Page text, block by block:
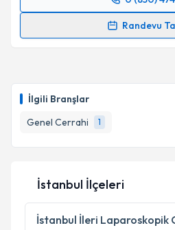
İlgili Branşlar
Genel Cerrahi
1
Randevu
Randevu Takvimi Talebi
E-posta Adresiniz
Kişisel verilerimin
Metni'ni okudum ve
kapsamda işlenmesini
İstanbul İlçeleri
İstanbul İleri Laparoskopik